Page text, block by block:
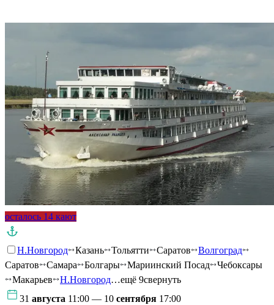
осталось 14 кают
Н.Новгород Казань Тольятти Саратов
Волгоград
Саратов
Самара Болгары Мариинский Посад
Чебоксары
Макарьев
Н.Новгород…ещё 9свернуть
31 августа 11:00 — 10 сентября 17:00